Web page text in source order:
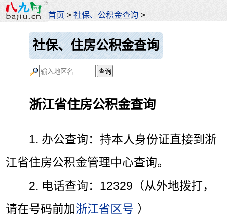
首页 >社保、公积金查询 >
社保、住房公积金查询
浙江省住房公积金查询
1. 办公查询：持本人身份证直接到浙
江省住房公积金管理中心查询。
2. 电话查询：12329（从外地拨打，
请在号码前加浙江省区号 ）